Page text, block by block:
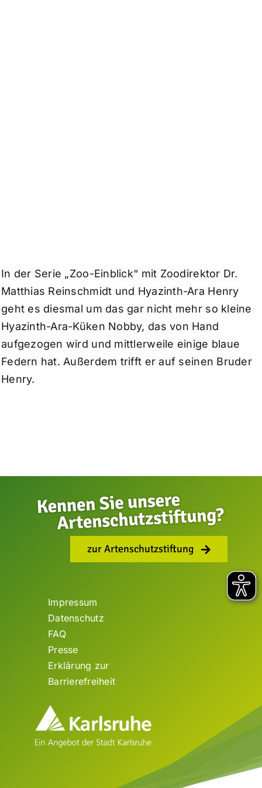
In der Serie „Zoo-Einblick“ mit Zoodirektor Dr.
Matthias Reinschmidt und Hyazinth-Ara Henry
geht es diesmal um das gar nicht mehr so kleine
Hyazinth-Ara-Küken Nobby, das von Hand
aufgezogen wird und mittlerweile einige blaue
Federn hat. Außerdem trifft er auf seinen Bruder
Henry.
zur Artenschutzstiftung
Impressum
Datenschutz
FAQ
Presse
Erklärung zur
Barrierefreiheit